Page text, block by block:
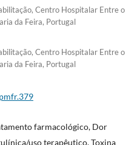
Centro Hospitalar Entre o
da Feira, Portugal
Centro Hospitalar Entre o
da Feira, Portugal
farmacológico, Dor
uso terapêutico, Toxina